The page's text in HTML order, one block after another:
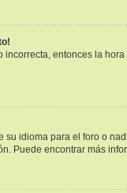
entonces la
idioma para el foro o
Puede encontrar más